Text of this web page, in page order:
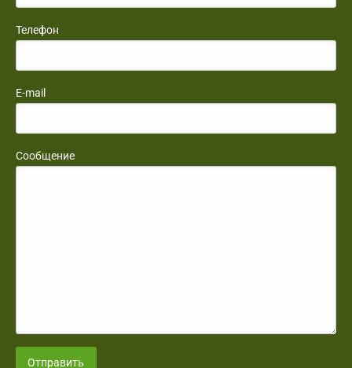
Телефон
E-mail
Сообщение
Отправить